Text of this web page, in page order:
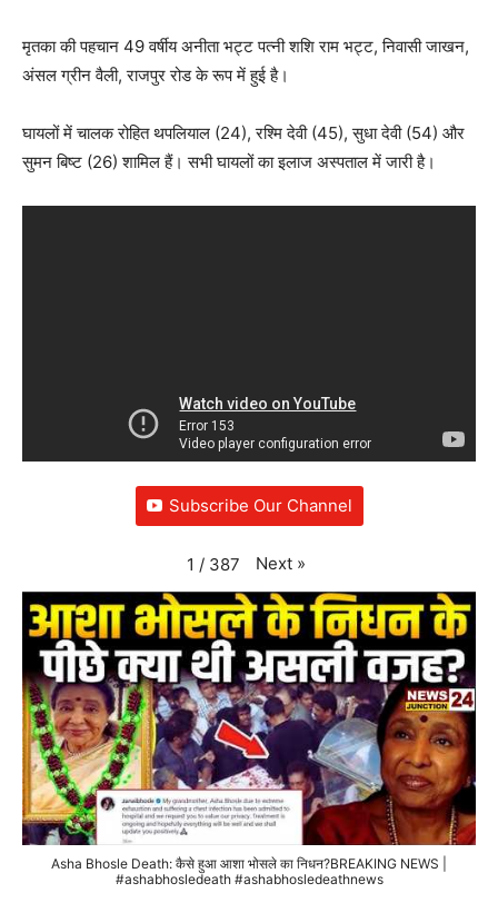
मृतका की पहचान 49 वर्षीय अनीता भट्ट पत्नी शशि राम भट्ट, निवासी जाखन,
अंसल ग्रीन वैली, राजपुर रोड के रूप में हुई है।
घायलों में चालक रोहित थपलियाल (24), रश्मि देवी (45), सुधा देवी (54) और
सुमन बिष्ट (26) शामिल हैं। सभी घायलों का इलाज अस्पताल में जारी है।
Subscribe Our Channel
1 / 387 Next »
Asha Bhosle Death: कैसे हुआ आशा भोसले का निधन?BREAKING NEWS |
#ashabhosledeath #ashabhosledeathnews